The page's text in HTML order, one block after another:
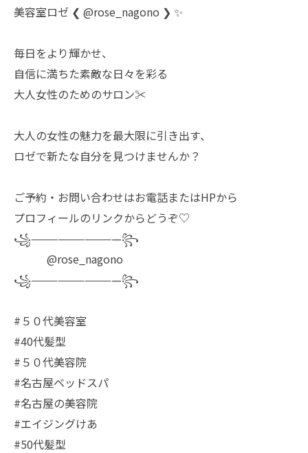
美容室ロゼ ❮ @rose_nagono ❯ ✨
毎日をより輝かせ、
自信に満ちた素敵な日々を彩る
大人女性のためのサロン✂︎
大人の女性の魅力を最大限に引き出す、
ロゼで新たな自分を見つけませんか？
ご予約・お問い合わせはお電話またはHPから
プロフィールのリンクからどうぞ♡
꧁——————————꧂
@rose_nagono
꧁——————————꧂
#５０代美容室
#40代髪型
#５０代美容院
#名古屋ベッドスパ
#名古屋の美容院
#エイジングけあ
#50代髪型